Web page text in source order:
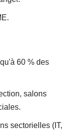
60 % des
salons
sectorielles (IT,